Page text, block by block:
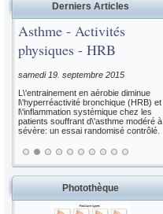
Derniers Articles
Asthme - Activités
physiques - HRB
samedi 19. septembre 2015
L\'entrainement en aérobie diminue
l\'hyperréactivité bronchique (HRB) et
l\'inflammation systémique chez les
patients souffrant d\'asthme modéré à
sévère: un essai randomisé contrôlé.
Photothèque